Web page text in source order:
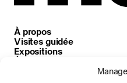
À propos
Visites guidée
Expositions
Événements